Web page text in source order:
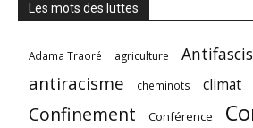
Les mots des luttes
Adama Traoré agriculture
antiracisme cheminots climat
Confinement Conférence